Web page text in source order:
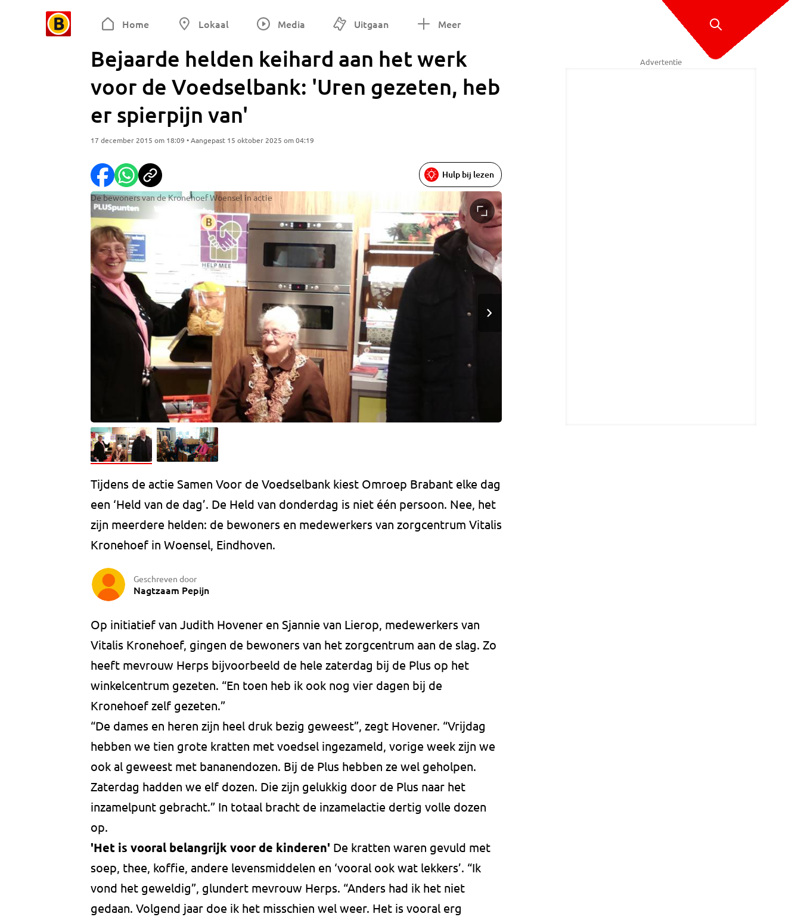
Home Lokaal Media Uitgaan Meer
Bejaarde helden keihard aan het werk
voor de Voedselbank: 'Uren gezeten, heb
er spierpijn van'
17 december 2015 om 18:09 • Aangepast 15 oktober 2025 om 04:19
De bewoners van de Kronehoef Woensel in actie
Hulp bij lezen
Tijdens de actie Samen Voor de Voedselbank kiest Omroep Brabant elke dag
een ‘Held van de dag’. De Held van donderdag is niet één persoon. Nee, het
zijn meerdere helden: de bewoners en medewerkers van zorgcentrum Vitalis
Kronehoef in Woensel, Eindhoven.
Geschreven door
Nagtzaam Pepijn
Op initiatief van Judith Hovener en Sjannie van Lierop, medewerkers van
Vitalis Kronehoef, gingen de bewoners van het zorgcentrum aan de slag. Zo
heeft mevrouw Herps bijvoorbeeld de hele zaterdag bij de Plus op het
winkelcentrum gezeten. “En toen heb ik ook nog vier dagen bij de
Kronehoef zelf gezeten.”
“De dames en heren zijn heel druk bezig geweest”, zegt Hovener. “Vrijdag
hebben we tien grote kratten met voedsel ingezameld, vorige week zijn we
ook al geweest met bananendozen. Bij de Plus hebben ze wel geholpen.
Zaterdag hadden we elf dozen. Die zijn gelukkig door de Plus naar het
inzamelpunt gebracht.” In totaal bracht de inzamelactie dertig volle dozen
op.
'Het is vooral belangrijk voor de kinderen' De kratten waren gevuld met
soep, thee, koffie, andere levensmiddelen en ‘vooral ook wat lekkers’. “Ik
vond het geweldig”, glundert mevrouw Herps. “Anders had ik het niet
gedaan. Volgend jaar doe ik het misschien wel weer. Het is vooral erg
Advertentie